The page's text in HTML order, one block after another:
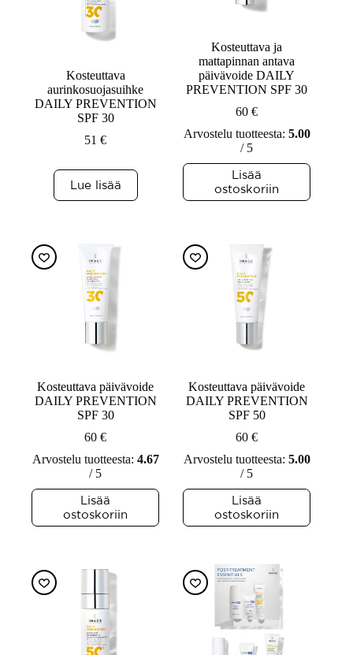
Kosteuttava
aurinkosuojasuihke
DAILY PREVENTION
SPF 30
51€
Lue lisää
Kosteuttava ja
mattapinnan antava
päivävoide DAILY
PREVENTION SPF 30
60€
Arvostelu tuotteesta: 5.00
/ 5
Lisää
ostoskoriin
Kosteuttava päivävoide
DAILY PREVENTION
SPF 30
60€
Arvostelu tuotteesta: 4.67
/ 5
Lisää
ostoskoriin
Kosteuttava päivävoide
DAILY PREVENTION
SPF 50
60€
Arvostelu tuotteesta: 5.00
/ 5
Lisää
ostoskoriin